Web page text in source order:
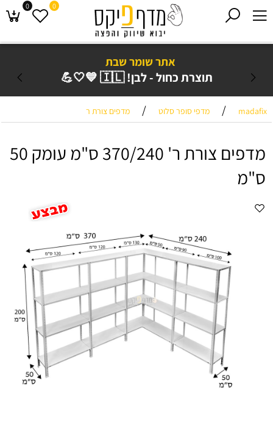
אתר שומר שבת
תוצרת כחול - לבן! 🇮🇱 💙🤍💪
0 0
madafix
/ מדפי סופר סלוט / מדפים צורת ר
מדפים צורת ר' 370/240 ס"מ עומק 50
ס"מ